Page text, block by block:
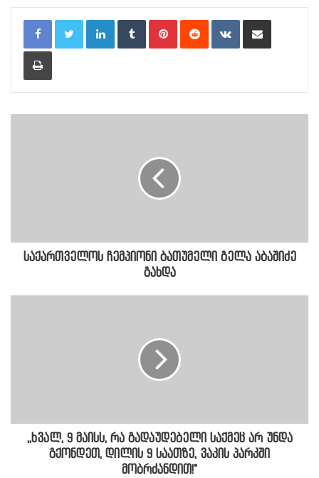
LinkedInTumblr PinterestReddit VKontakteShare via Email
Print
საქართველოს ჩემპიონი ბათუმელი გელა აბაშიძე
გახდა
,,ხვალ, 9 მაისს, რა გადაუდებელი საქმეც არ უნდა
გქონდეთ, დილის 9 საათზე, ვაკის პარკში
მობრძანდით!"